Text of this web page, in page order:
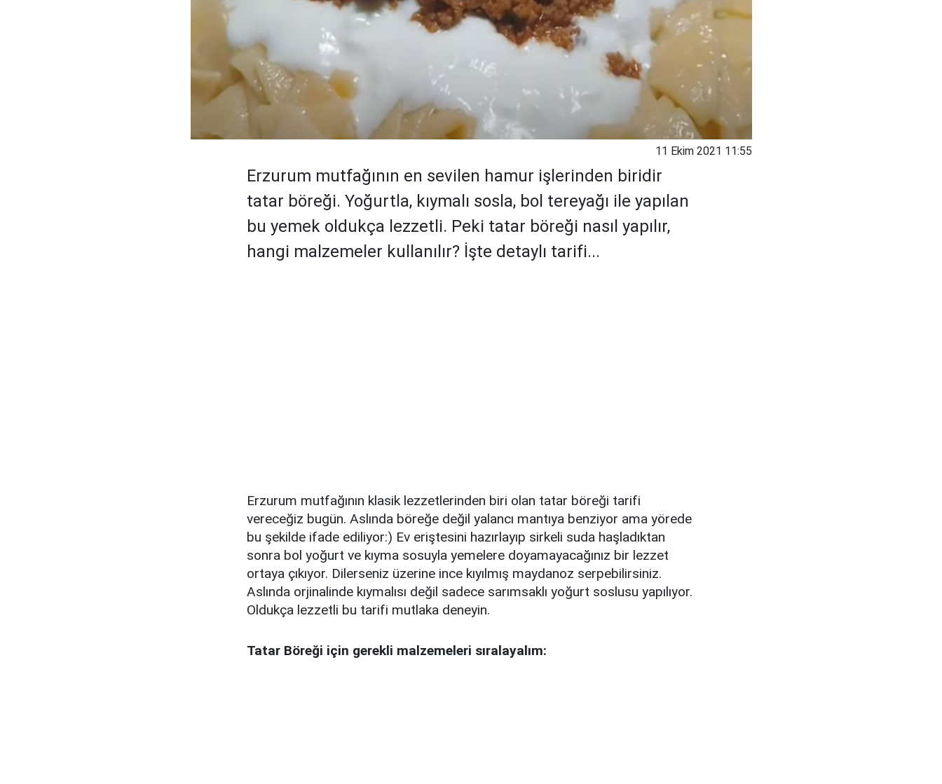
11 Ekim 2021 11:55
Erzurum mutfağının en sevilen hamur işlerinden biridir
tatar böreği. Yoğurtla, kıymalı sosla, bol tereyağı ile yapılan
bu yemek oldukça lezzetli. Peki tatar böreği nasıl yapılır,
hangi malzemeler kullanılır? İşte detaylı tarifi...
Erzurum mutfağının klasik lezzetlerinden biri olan tatar böreği tarifi
vereceğiz bugün. Aslında böreğe değil yalancı mantıya benziyor ama yörede
bu şekilde ifade ediliyor:) Ev eriştesini hazırlayıp sirkeli suda haşladıktan
sonra bol yoğurt ve kıyma sosuyla yemelere doyamayacağınız bir lezzet
ortaya çıkıyor. Dilerseniz üzerine ince kıyılmış maydanoz serpebilirsiniz.
Aslında orjinalinde kıymalısı değil sadece sarımsaklı yoğurt soslusu yapılıyor.
Oldukça lezzetli bu tarifi mutlaka deneyin.
Tatar Böreği için gerekli malzemeleri sıralayalım: